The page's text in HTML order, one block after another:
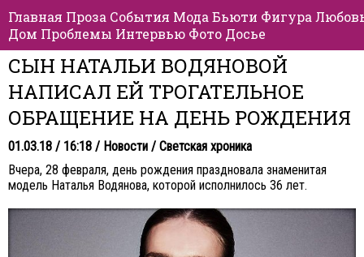
Главная Проза События Мода Бьюти Фигура
Дом Проблемы Интервью Фото Досье
СЫН НАТАЛЬИ ВОДЯНОВОЙ
НАПИСАЛ ЕЙ ТРОГАТЕЛЬНОЕ
ОБРАЩЕНИЕ НА ДЕНЬ РОЖДЕНИЯ
01.03.18 / 16:18 / Новости / Светская хроника
Вчера, 28 февраля, день рождения праздновала знаменитая
модель Наталья Водянова, которой исполнилось 36 лет.